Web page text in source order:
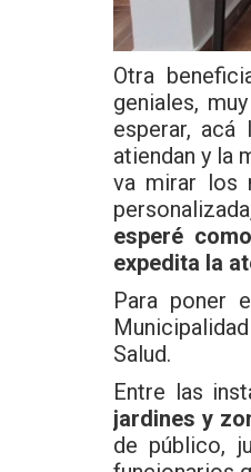
Otra
geniales,
esperar,
atiendan y la
va mirar los
esperé
expedita la
Para poner
Salud.
Entre las
jardines y
de público,